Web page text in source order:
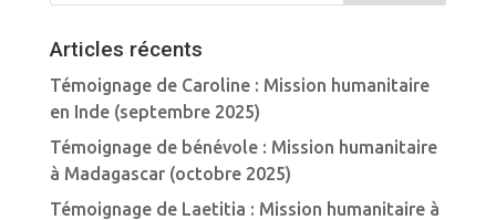
Articles récents
Témoignage de Caroline : Mission humanitaire
en Inde (septembre 2025)
Témoignage de bénévole : Mission humanitaire
à Madagascar (octobre 2025)
Témoignage de Laetitia : Mission humanitaire à